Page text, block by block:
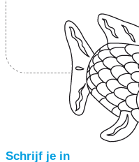
Schrijf je in